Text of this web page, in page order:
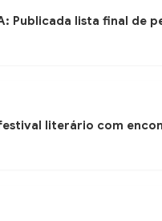
Publicada lista final
literário com